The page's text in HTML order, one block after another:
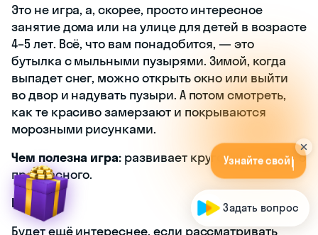
Это не игра, а, скорее, просто интересное
занятие дома или на улице для детей в возрасте
4–5 лет. Всё, что вам понадобится, — это
бутылка с мыльными пузырями. Зимой, когда
выпадет снег, можно открыть окно или выйти
во двор и надувать пузыри. А потом смотреть,
как те красиво замерзают и покрываются
морозными рисунками.
Чем полезна игра: развивает кругозор и чувство
прекрасного.
Level up
Будет ещё интереснее, если рассматривать
Уз знаний
бес платно! |
Задать вопрос